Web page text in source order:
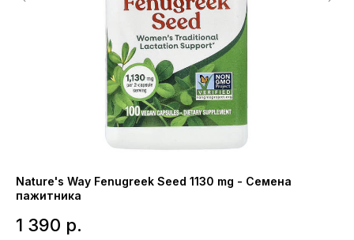
Nature's Way Fenugreek Seed 1130 mg - Семена
пажитника
1 390 р.